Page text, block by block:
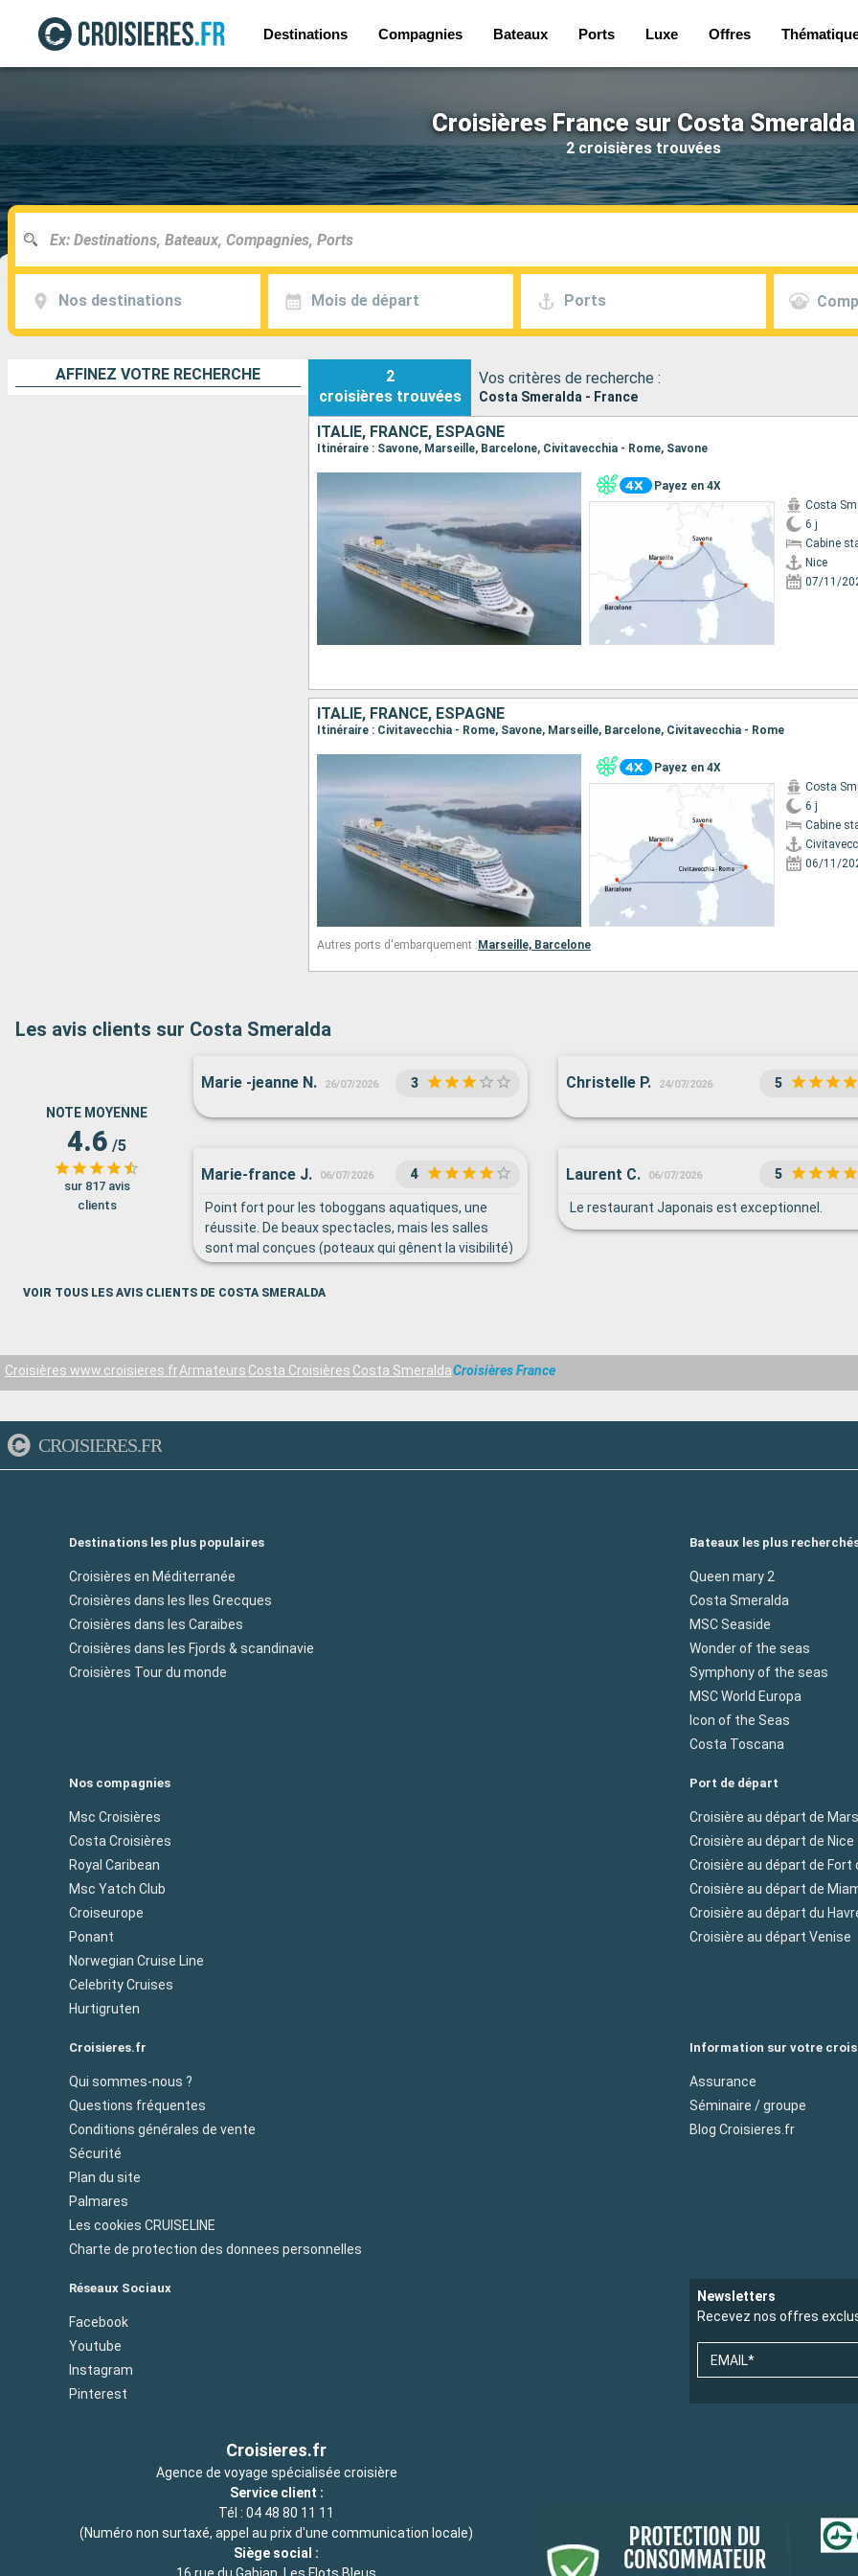
Destinations Compagnies Bateaux Ports Luxe Offres
Croisières France sur Costa Smeralda
2 croisières trouvées
Nos destinations Mois de départ Ports
AFFINEZ VOTRE RECHERCHE
2
croisières trouvées
Vos critères de recherche :
Costa Smeralda - France
ITALIE, FRANCE, ESPAGNE
Itinéraire : Savone, Marseille, Barcelone, Civitavecchia - Rome, Savone
Payez en 4X
Costa
6 j
Cabine
Nice
07/11/
ITALIE, FRANCE, ESPAGNE
Itinéraire : Civitavecchia - Rome, Savone, Marseille, Barcelone, Civitavecchia - Rome
Payez en 4X
Costa
6 j
Cabine
06/11/
Autres ports d'embarquement : Marseille, Barcelone
Les avis clients sur Costa Smeralda
NOTE MOYENNE
4.6 /5
sur 817 avis
clients
Marie -jeanne N. 26/07/2026 3 Christelle P. 24/07/2026 5
Marie-france J. 06/07/2026 4
Point fort pour les toboggans aquatiques, une
réussite. De beaux spectacles, mais les salles
sont mal conçues (poteaux qui gênent la visibilité)
et manque de places assises . Pas assez de
piscine Jacuzzis pas pratiques par manque de
Laurent C. 06/07/2026 5
Le restaurant Japonais est exceptionnel.
VOIR TOUS LES AVIS CLIENTS DE COSTA SMERALDA
Croisières www.croisieres.frArmateurs Costa Croisières Costa SmeraldaCroisières France
CROISIERES.FR
Destinations les plus populaires
Croisières en Méditerranée
Croisières dans les Iles Grecques
Croisières dans les Caraibes
Croisières dans les Fjords & scandinavie
Croisières Tour du monde
Bateaux les plus
Queen mary 2
Costa Smeralda
MSC Seaside
Wonder of the seas
Symphony of the seas
MSC World Europa
Icon of the Seas
Costa Toscana
Nos compagnies
Msc Croisières
Costa Croisières
Royal Caribean
Msc Yatch Club
Croiseurope
Ponant
Norwegian Cruise Line
Celebrity Cruises
Hurtigruten
Port de départ
Croisière au départ de
Croisière au départ de Nice
Croisière au départ de Fort
Croisière au départ de
Croisière au départ du
Croisière au départ Venise
Croisieres.fr
Qui sommes-nous ?
Questions fréquentes
Conditions générales de vente
Sécurité
Plan du site
Palmares
Les cookies CRUISELINE
Charte de protection des donnees personnelles
Information sur votre
Assurance
Séminaire / groupe
Blog Croisieres.fr
Réseaux Sociaux
Facebook
Youtube
Instagram
Pinterest
Newsletters
Recevez nos offres
EMAIL*
Croisieres.fr
Agence de voyage spécialisée croisière
Service client :
Tél : 04 48 80 11 11
(Numéro non surtaxé, appel au prix d'une communication locale)
Siège social :